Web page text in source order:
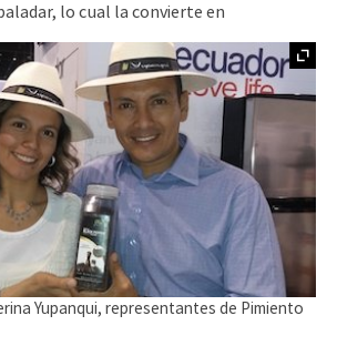
lo cual la convierte en
Yupanqui, representantes de Pimiento